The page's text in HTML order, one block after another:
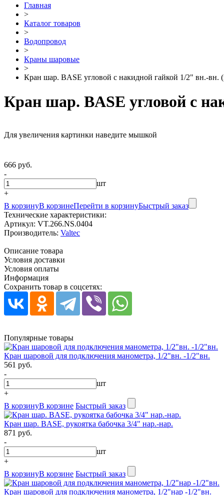
Главная
>
Каталог товаров
>
Водопровод
>
Краны шаровые
>
Кран шар. BASE угловой с накидной гайкой 1/2" вн.-вн.
Кран шар. BASE угловой с
Для увеличения картинки наведите мышкой
666 руб.
-
шт
+
В корзинуВ корзинеПерейти в корзинуБыстрый заказ
Технические характеристики:
Артикул: VT.266.NS.0404
Производитель: Valtec
Описание товара
Условия доставки
Условия оплаты
Информация
Сохранить товар в соцсетях:
Популярные товары
Кран шаровой для подключения манометра, 1/2"вн. -1/2"вн.
561 руб.
-
шт
+
В корзинуВ корзине Быстрый заказ
Кран шар. BASE, рукоятка бабочка 3/4" нар.-нар.
871 руб.
-
шт
+
В корзинуВ корзине Быстрый заказ
Кран шаровой для подключения манометра, 1/2"нар -1/2"вн.